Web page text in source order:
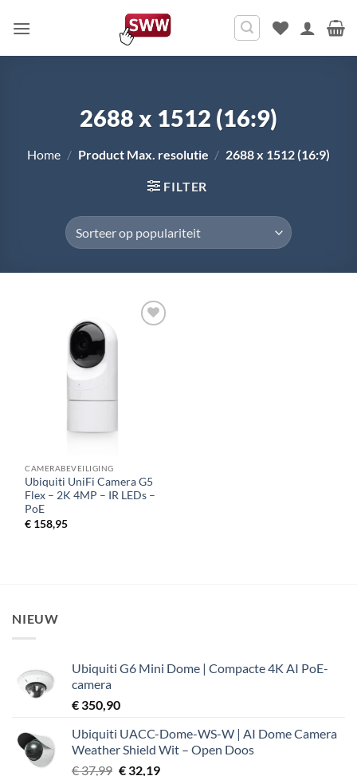
naar
2688 x 1512 (16:9)
Home / Product Max. resolutie / 2688 x 1512 (16:9)
FILTER
CAMERABEVEILIGING
Ubiquiti UniFi Camera G5
Flex – 2K 4MP – IR LEDs –
PoE
€ 158,95
NIEUW
Ubiquiti G6 Mini Dome | Compacte 4K AI PoE-
camera
€ 350,90
Ubiquiti UACC-Dome-WS-W | AI Dome Camera
Weather Shield Wit – Open Doos
€37,99 Oorspronkelijke
€32,19Huidige